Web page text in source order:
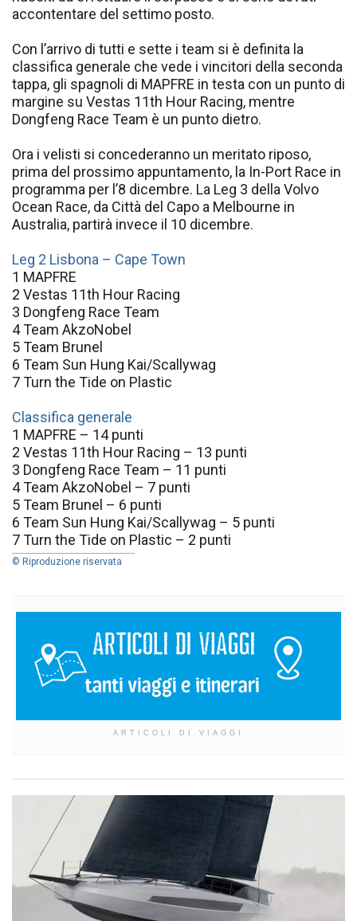
accontentare del settimo posto.
Con l’arrivo di tutti e sette i team si è definita la
classifica generale che vede i vincitori della seconda
tappa, gli spagnoli di MAPFRE in testa con un punto di
margine su Vestas 11th Hour Racing, mentre
Dongfeng Race Team è un punto dietro.
Ora i velisti si concederanno un meritato riposo,
prima del prossimo appuntamento, la In-Port Race in
programma per l’8 dicembre. La Leg 3 della Volvo
Ocean Race, da Città del Capo a Melbourne in
Australia, partirà invece il 10 dicembre.
Leg 2 Lisbona – Cape Town
1 MAPFRE
2 Vestas 11th Hour Racing
3 Dongfeng Race Team
4 Team AkzoNobel
5 Team Brunel
6 Team Sun Hung Kai/Scallywag
7 Turn the Tide on Plastic
Classifica generale
1 MAPFRE – 14 punti
2 Vestas 11th Hour Racing – 13 punti
3 Dongfeng Race Team – 11 punti
4 Team AkzoNobel – 7 punti
5 Team Brunel – 6 punti
6 Team Sun Hung Kai/Scallywag – 5 punti
7 Turn the Tide on Plastic – 2 punti
© Riproduzione riservata
ARTICOLI DI VIAGGI